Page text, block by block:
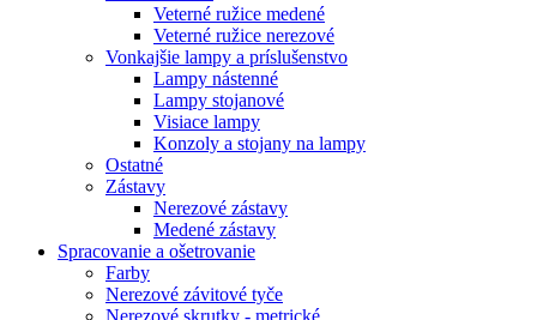
Veterné ružice medené
Veterné ružice nerezové
Vonkajšie lampy a príslušenstvo
Lampy nástenné
Lampy stojanové
Visiace lampy
Konzoly a stojany na lampy
Ostatné
Zástavy
Nerezové zástavy
Medené zástavy
Spracovanie a ošetrovanie
Farby
Nerezové závitové tyče
Nerezové skrutky - metrické